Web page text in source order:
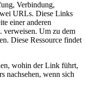
Verbindung,
URLs. Diese Links
einer anderen
verweisen. Um zu dem
Diese Ressource findet
wohin der Link führt,
nachsehen, wenn sich